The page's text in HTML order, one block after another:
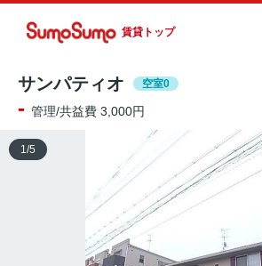
賃貸トップ
サンパティオ 空室0
- 管理/共益費 3,000円
1 /5